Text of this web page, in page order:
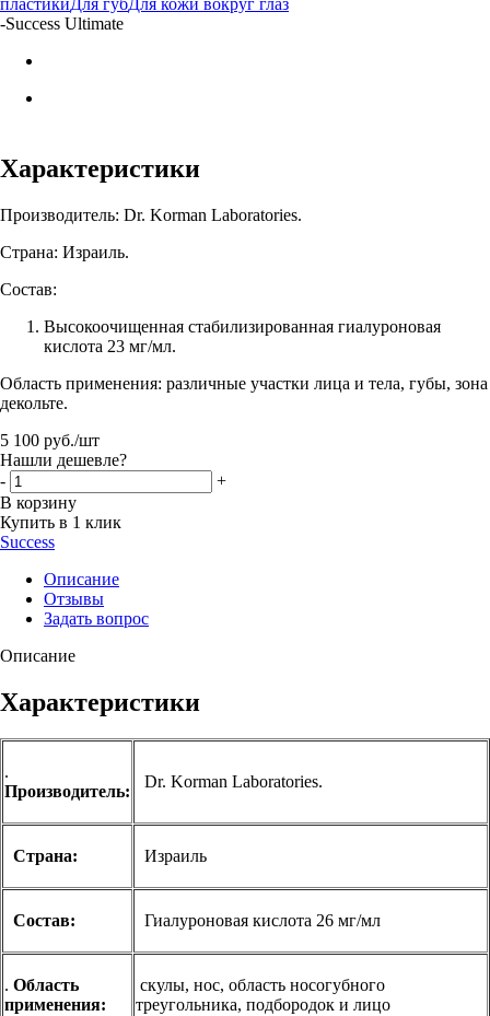
-Success Ultimate
Характеристики
Производитель: Dr. Korman Laboratories.
Страна: Израиль.
Состав:
Высокоочищенная стабилизированная гиалуроновая
кислота 23 мг/мл.
Область применения: различные участки лица и тела, губы, зона
декольте.
5 100 руб./шт
Нашли дешевле?
-
+
В корзину
Купить в 1 клик
Success
Описание
Отзывы
Задать вопрос
Описание
Характеристики
.
Производитель:
Dr. Korman Laboratories.
Страна: Израиль
Состав: Гиалуроновая кислота 26 мг/мл
. Область
применения:
скулы, нос, область носогубного
треугольника, подбородок и лицо